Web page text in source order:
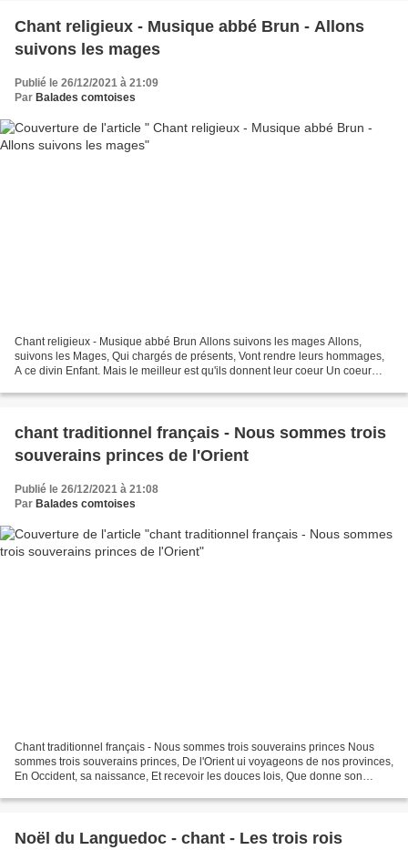
Chant religieux - Musique abbé Brun - Allons
suivons les mages
Publié le 26/12/2021 à 21:09
Par Balades comtoises
Chant religieux - Musique abbé Brun Allons suivons les mages Allons,
suivons les Mages, Qui chargés de présents, Vont rendre leurs hommages,
A ce divin Enfant. Mais le meilleur est qu'ils donnent leur coeur Un coeur
chant traditionnel français - Nous sommes trois
souverains princes de l'Orient
Publié le 26/12/2021 à 21:08
Par Balades comtoises
Chant traditionnel français - Nous sommes trois souverains princes Nous
sommes trois souverains princes, De l'Orient ui voyageons de nos provinces,
En Occident, sa naissance, Et recevoir les douces lois, Que donne son
Noël du Languedoc - chant - Les trois rois